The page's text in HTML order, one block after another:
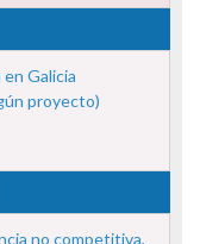
Galicia
proyecto)
no competitiva,